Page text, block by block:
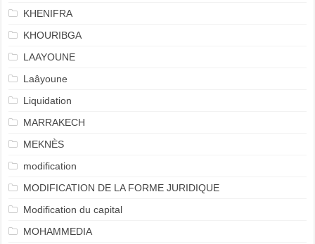
KHENIFRA
KHOURIBGA
LAAYOUNE
Laâyoune
Liquidation
MARRAKECH
MEKNÈS
modification
MODIFICATION DE LA FORME JURIDIQUE
Modification du capital
MOHAMMEDIA